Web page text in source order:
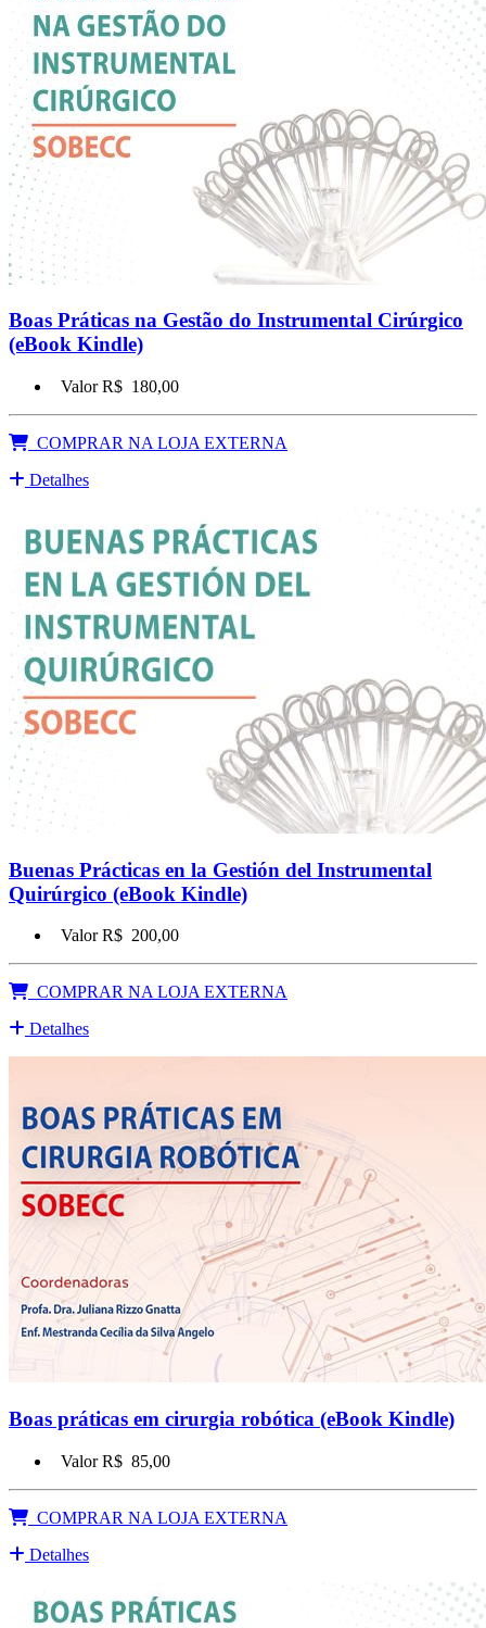
Boas Práticas na Gestão do Instrumental Cirúrgico
(eBook Kindle)
Valor R$ 180,00
COMPRAR NA LOJA EXTERNA
Detalhes
Buenas Prácticas en la Gestión del Instrumental
Quirúrgico (eBook Kindle)
Valor R$ 200,00
COMPRAR NA LOJA EXTERNA
Detalhes
Boas práticas em cirurgia robótica (eBook Kindle)
Valor R$ 85,00
COMPRAR NA LOJA EXTERNA
Detalhes